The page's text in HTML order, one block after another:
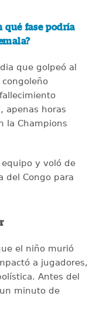
qué fase podría
que golpeó al
apenas horas
la Champions
y voló de
del Congo para
el niño murió
a jugadores,
Antes del
minuto de